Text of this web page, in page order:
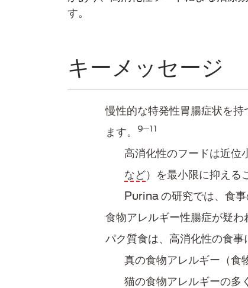
す。
キーメッセージ
慢性的な特発性胃腸症状を
ます。
9─11
高消化性のフード​は近位
など）を最小限に抑える
Purina の研究では、食事
食物アレルギー性腸症が疑わ
パク質食は、高消化性の​食事
真の食物アレルギー（
猫の食物アレルギーの多